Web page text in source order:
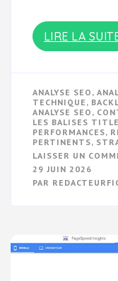
LIRE LA
ANALYSE SEO ,
TECHNIQUE ,
ANALYSE SEO ,
LES BALISES
PERFORMANCES,
PERTINENTS,
LAISSER UN
29 JUIN 2026
PAR